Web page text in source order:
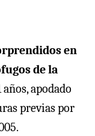
en
de la
apodado
previas por